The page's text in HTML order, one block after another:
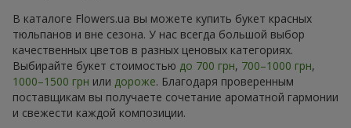
В каталоге Flowers.ua вы можете купить букет красных
тюльпанов и вне сезона. У нас всегда большой выбор
качественных цветов в разных ценовых категориях.
Выбирайте букет стоимостью до 700 грн, 700–1000 грн,
1000–1500 грн или дороже. Благодаря проверенным
поставщикам вы получаете сочетание ароматной гармонии
и свежести каждой композиции.